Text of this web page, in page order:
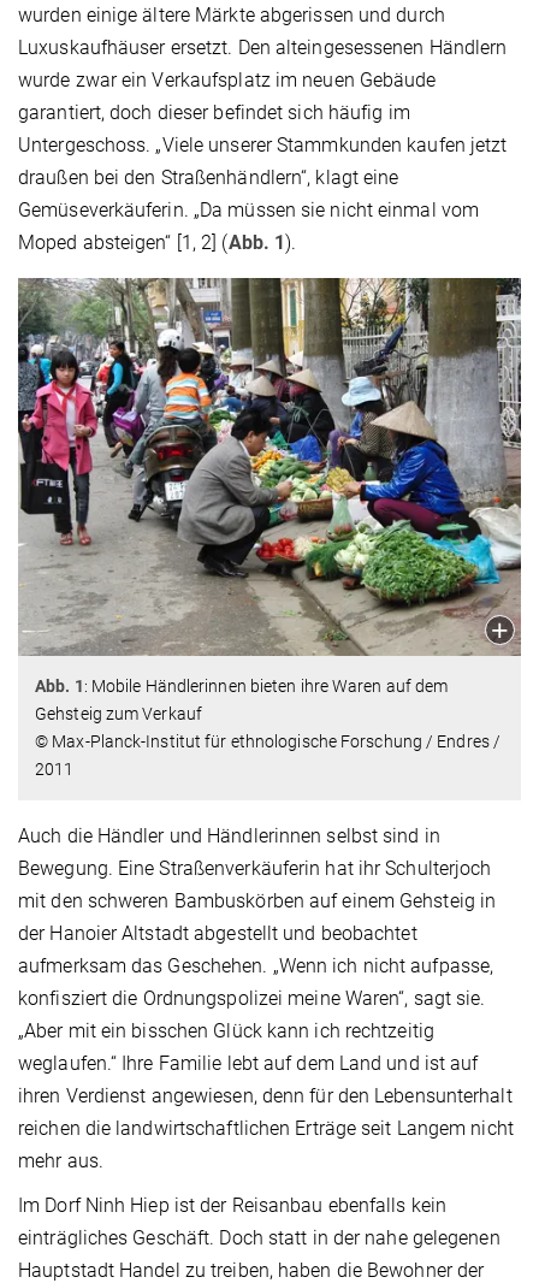
wurden einige ältere Märkte abgerissen und durch
Luxuskaufhäuser ersetzt. Den alteingesessenen Händlern
wurde zwar ein Verkaufsplatz im neuen Gebäude
garantiert, doch dieser befindet sich häufig im
Untergeschoss. „Viele unserer Stammkunden kaufen jetzt
draußen bei den Straßenhändlern“, klagt eine
Gemüseverkäuferin. „Da müssen sie nicht einmal vom
Moped absteigen“ [1, 2] (Abb. 1 ).
Abb. 1: Mobile Händlerinnen bieten ihre Waren auf dem
Gehsteig zum Verkauf
© Max-Planck-Institut für ethnologische Forschung / Endres /
2011
Auch die Händler und Händlerinnen selbst sind in
Bewegung. Eine Straßenverkäuferin hat ihr Schulterjoch
mit den schweren Bambuskörben auf einem Gehsteig in
der Hanoier Altstadt abgestellt und beobachtet
aufmerksam das Geschehen. „Wenn ich nicht aufpasse,
konfisziert die Ordnungspolizei meine Waren“, sagt sie.
„Aber mit ein bisschen Glück kann ich rechtzeitig
weglaufen.“ Ihre Familie lebt auf dem Land und ist auf
ihren Verdienst angewiesen, denn für den Lebensunterhalt
reichen die landwirtschaftlichen Erträge seit Langem nicht
mehr aus.
Im Dorf Ninh Hiep ist der Reisanbau ebenfalls kein
einträgliches Geschäft. Doch statt in der nahe gelegenen
Hauptstadt Handel zu treiben, haben die Bewohner der